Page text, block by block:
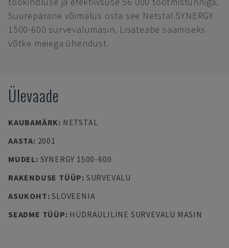
Suurepärane võimalus osta see Netstal SYNERGY
1500-600 survevalumasin. Lisateabe saamiseks
võtke meiega ühendust.
Ülevaade
KAUBAMÄRK: NETSTAL
AASTA: 2001
MUDEL: SYNERGY 1500-600
RAKENDUSE TÜÜP: SURVEVALU
ASUKOHT:SLOVEENIA
SEADME TÜÜP: HÜDRAULILINE SURVEVALU MASIN